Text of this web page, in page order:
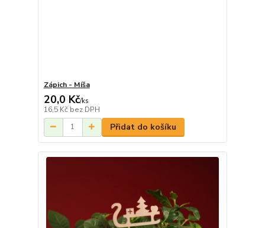
Zápich - Míša
20,0 Kč/ks
16,5 Kč bez DPH
Přidat do košíku